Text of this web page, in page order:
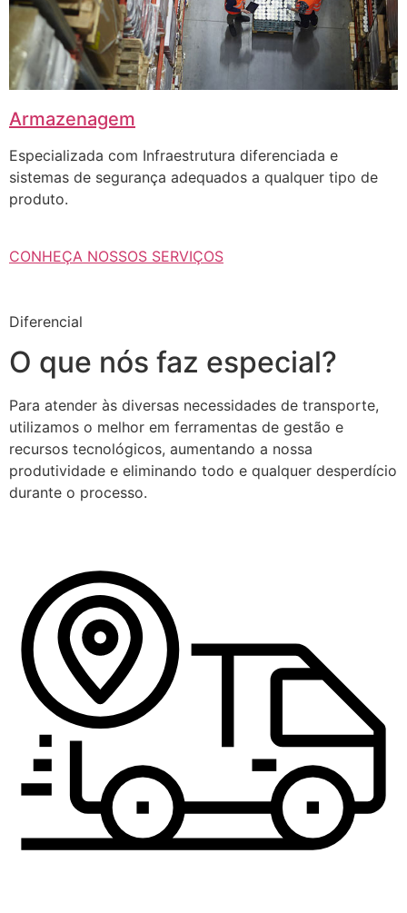
Armazenagem
Especializada com Infraestrutura diferenciada e
sistemas de segurança adequados a qualquer tipo de
produto.
CONHEÇA NOSSOS SERVIÇOS
Diferencial
O que nós faz especial?
Para atender às diversas necessidades de transporte,
utilizamos o melhor em ferramentas de gestão e
recursos tecnológicos, aumentando a nossa
produtividade e eliminando todo e qualquer desperdício
durante o processo.